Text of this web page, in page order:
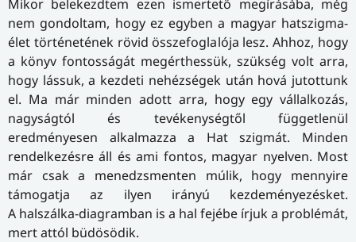
Mikor belekezdtem ezen ismertető megírásába, még
nem gondoltam, hogy ez egyben a magyar hatszigma-
élet történetének rövid összefoglalója lesz. Ahhoz, hogy
a könyv fontosságát megérthessük, szükség volt arra,
hogy lássuk, a kezdeti nehézségek után hová jutottunk
el. Ma már minden adott arra, hogy egy vállalkozás,
nagyságtól és tevékenységtől függetlenül
eredményesen alkalmazza a Hat szigmát. Minden
rendelkezésre áll és ami fontos, magyar nyelven. Most
már csak a menedzsmenten múlik, hogy mennyire
támogatja az ilyen irányú kezdeményezésket.
A halszálka-diagramban is a hal fejébe írjuk a problémát,
mert attól büdösödik.